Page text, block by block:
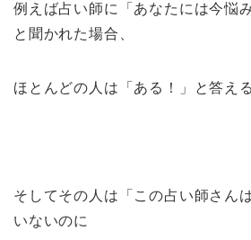
例えば占い師に「あなたには今悩
と聞かれた場合、
ほとんどの人は「ある！」と答え
そしてその人は「この占い師さん
いないのに